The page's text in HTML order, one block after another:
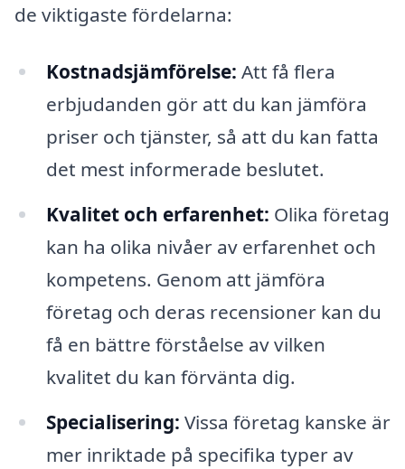
de viktigaste fördelarna:
Kostnadsjämförelse: Att få flera
erbjudanden gör att du kan jämföra
priser och tjänster, så att du kan fatta
det mest informerade beslutet.
Kvalitet och erfarenhet: Olika företag
kan ha olika nivåer av erfarenhet och
kompetens. Genom att jämföra
företag och deras recensioner kan du
få en bättre förståelse av vilken
kvalitet du kan förvänta dig.
Specialisering: Vissa företag kanske är
mer inriktade på specifika typer av